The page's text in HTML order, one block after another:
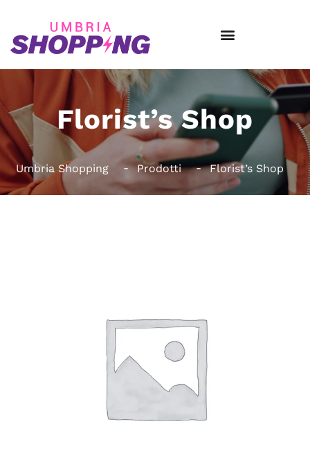
Florist’s Shop
Umbria Shopping Prodotti Florist’s Shop